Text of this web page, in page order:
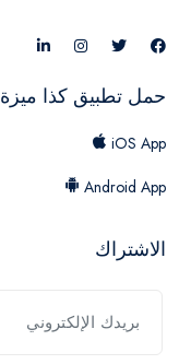
حمل تطبيق كذا ميزة
iOS App
Android App
الاشتراك